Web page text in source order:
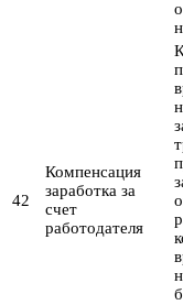
42
Компенсация
заработка за
счет
работодателя